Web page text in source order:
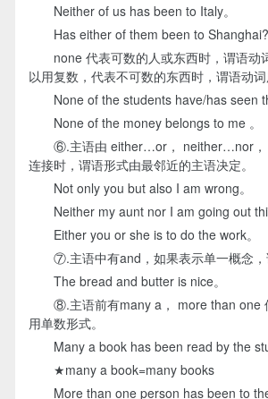
Neither of us has been to Italy。
Has either of them been to Shanghai?
none 代表可数的人或东西时，谓语动
以用复数，代表不可数的东西时，谓语动词
None of the students have/has seen
None of the money belongs to me 。
⑥.主语由 either…or， neither…nor，
连接时，谓语形式由最邻近的主语决定。
Not only you but also I am wrong。
Neither my aunt nor I am going out
Either you or she is to do the work。
⑦.主语中有and，如果表示单一概念，
The bread and butter is nice。
⑧.主语前有many a， more than one
用单数形式。
Many a book has been read by the
★many a book=many books
More than one person has been to the